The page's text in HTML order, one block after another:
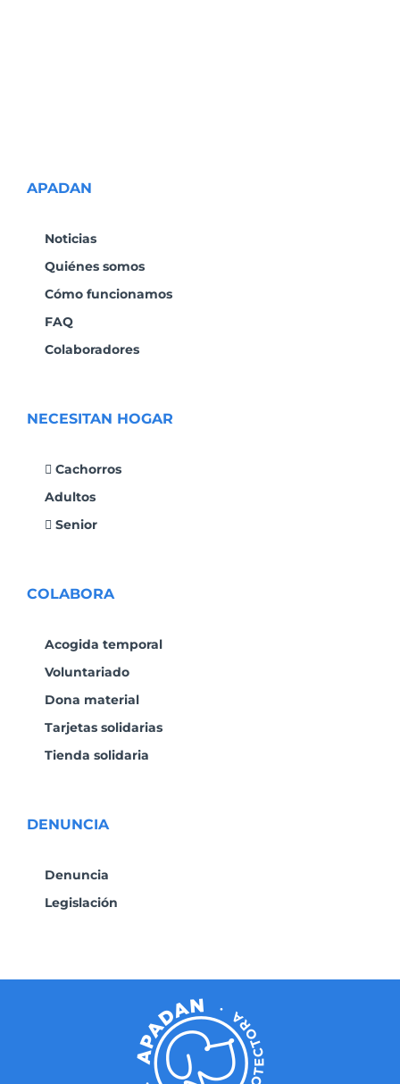
APADAN
Noticias
Quiénes somos
Cómo funcionamos
FAQ
Colaboradores
NECESITAN HOGAR
Cachorros
Adultos
Senior
COLABORA
Acogida temporal
Voluntariado
Dona material
Tarjetas solidarias
Tienda solidaria
DENUNCIA
Denuncia
Legislación